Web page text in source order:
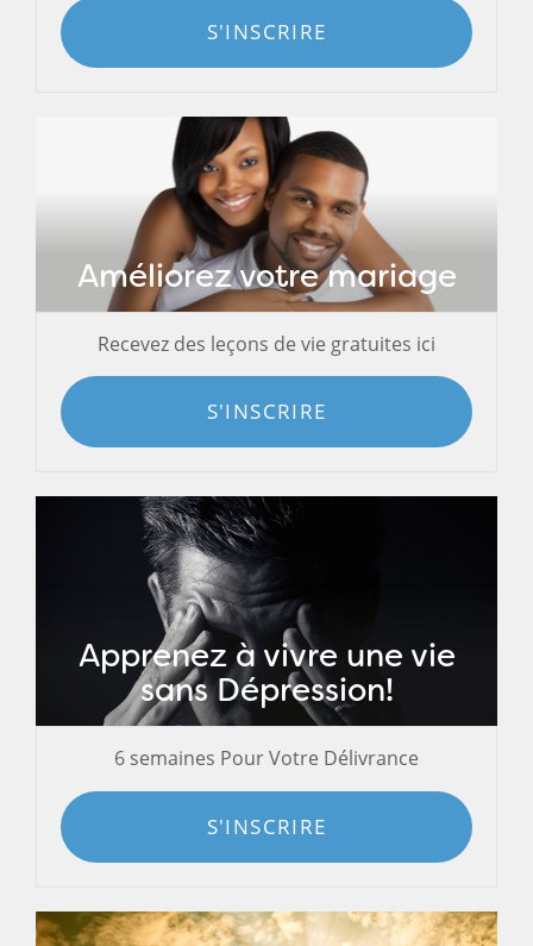
S'INSCRIRE
Améliorez votre mariage
Recevez des leçons de vie gratuites ici
S'INSCRIRE
Apprenez à vivre une vie
sans Dépression!
6 semaines Pour Votre Délivrance
S'INSCRIRE